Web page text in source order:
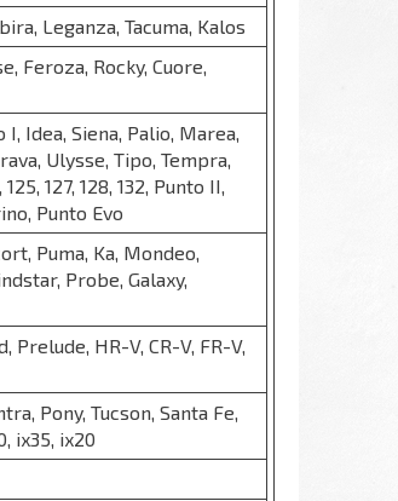
Leganza, Tacuma, Kalos
Feroza, Rocky, Cuore,
I, Idea, Siena, Palio, Marea,
Ulysse, Tipo, Tempra,
127, 128, 132, Punto II,
Punto Evo
Puma, Ka, Mondeo,
Probe, Galaxy,
Prelude, HR-V, CR-V, FR-V,
Pony, Tucson, Santa Fe,
ix35, ix20